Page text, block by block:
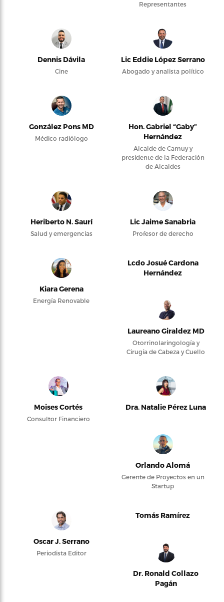
Representantes
Dennis Dávila
Cine
Lic Eddie López Serrano
Abogado y analista político
González Pons MD
Médico radiólogo
Hon. Gabriel “Gaby”
Hernández
Alcalde de Camuy y
presidente de la Federación
de Alcaldes
Heriberto N. Saurí
Salud y emergencias
Lic Jaime Sanabria
Profesor de derecho
Kiara Gerena
Energía Renovable
Lcdo Josué Cardona
Hernández
Laureano Giraldez MD
Otorrinolaringología y
Cirugía de Cabeza y Cuello
Moises Cortés
Consultor Financiero
Dra. Natalie Pérez Luna
Orlando Alomá
Gerente de Proyectos en un
Startup
Oscar J. Serrano
Periodista Editor
Tomás Ramírez
Dr. Ronald Collazo
Pagán